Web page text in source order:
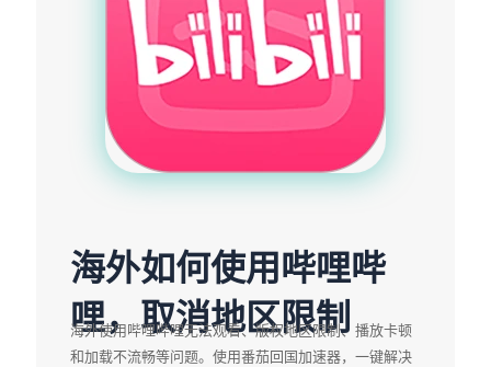
海外如何使用哔哩哔
哩，取消地区限制
海外使用哔哩哔哩无法观看、版权地区限制、播放卡顿
和加载不流畅等问题。使用番茄回国加速器，一键解决